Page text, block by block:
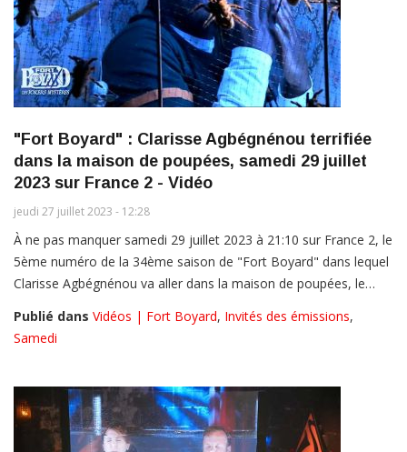
"Fort Boyard" : Clarisse Agbégnénou terrifiée
dans la maison de poupées, samedi 29 juillet
2023 sur France 2 - Vidéo
jeudi 27 juillet 2023 - 12:28
À ne pas manquer samedi 29 juillet 2023 à 21:10 sur France 2, le
5ème numéro de la 34ème saison de "Fort Boyard" dans lequel
Clarisse Agbégnénou va aller dans la maison de poupées, le…
Publié dans Vidéos | Fort Boyard, Invités des émissions,
Samedi